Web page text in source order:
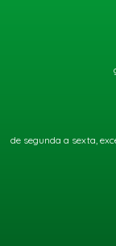
de segunda a sexta,